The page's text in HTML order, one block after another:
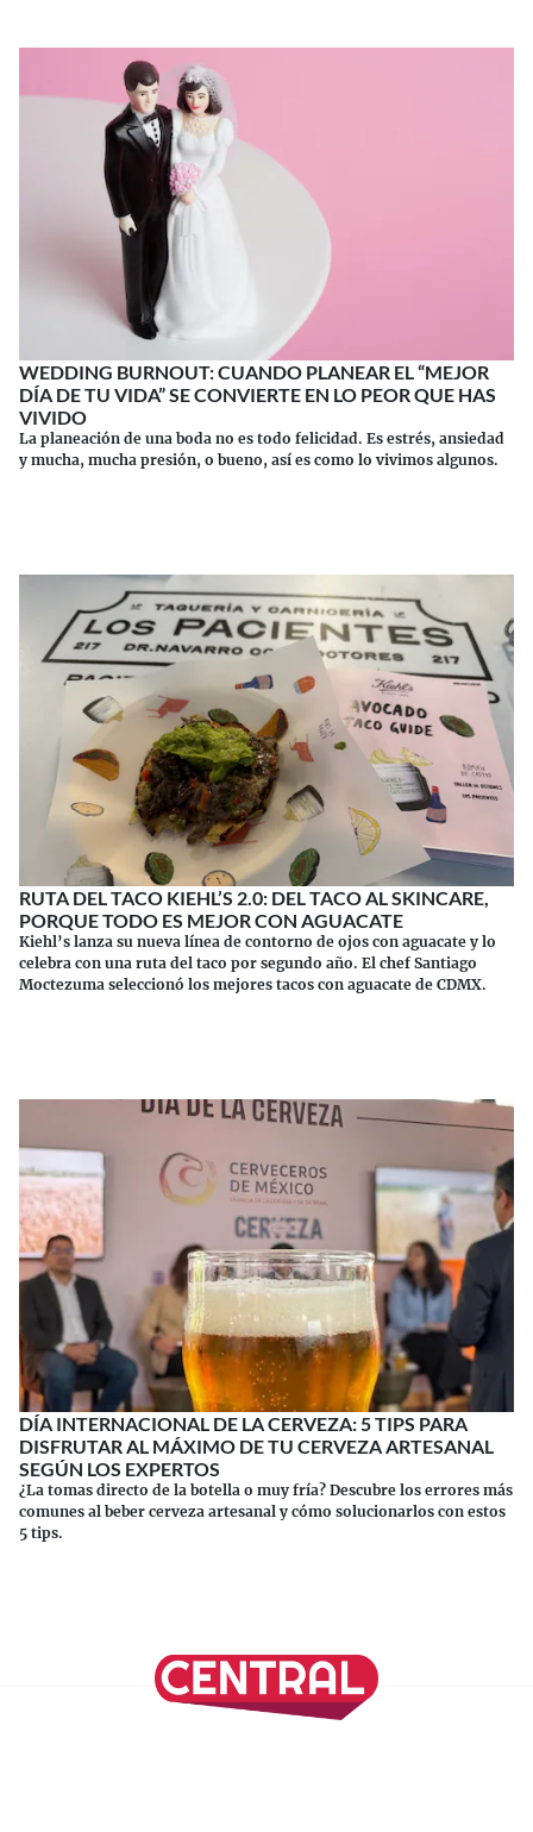
WEDDING BURNOUT: CUANDO PLANEAR EL “MEJOR
DÍA DE TU VIDA” SE CONVIERTE EN LO PEOR QUE HAS
VIVIDO
La planeación de una boda no es todo felicidad. Es estrés, ansiedad
y mucha, mucha presión, o bueno, así es como lo vivimos algunos.
RUTA DEL TACO KIEHL’S 2.0: DEL TACO AL SKINCARE,
PORQUE TODO ES MEJOR CON AGUACATE
Kiehl’s lanza su nueva línea de contorno de ojos con aguacate y lo
celebra con una ruta del taco por segundo año. El chef Santiago
Moctezuma seleccionó los mejores tacos con aguacate de CDMX.
DÍA INTERNACIONAL DE LA CERVEZA: 5 TIPS PARA
DISFRUTAR AL MÁXIMO DE TU CERVEZA ARTESANAL
SEGÚN LOS EXPERTOS
¿La tomas directo de la botella o muy fría? Descubre los errores más
comunes al beber cerveza artesanal y cómo solucionarlos con estos
5 tips.